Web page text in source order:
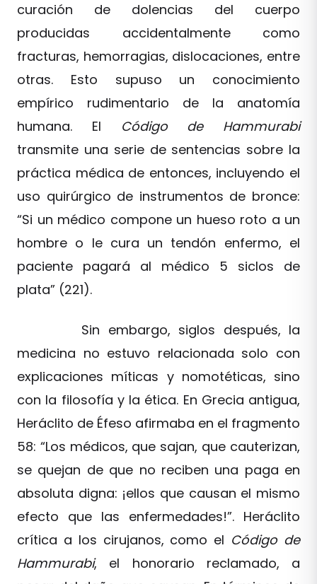
curación de dolencias del cuerpo
producidas accidentalmente como
fracturas, hemorragias, dislocaciones, entre
otras. Esto supuso un conocimiento
empírico rudimentario de la anatomía
humana. El Código de Hammurabi
transmite una serie de sentencias sobre la
práctica médica de entonces, incluyendo el
uso quirúrgico de instrumentos de bronce:
“Si un médico compone un hueso roto a un
hombre o le cura un tendón enfermo, el
paciente pagará al médico 5 siclos de
plata” (221).
Sin embargo, siglos después, la
medicina no estuvo relacionada solo con
explicaciones míticas y nomotéticas, sino
con la filosofía y la ética. En Grecia antigua,
Heráclito de Éfeso afirmaba en el fragmento
58: “Los médicos, que sajan, que cauterizan,
se quejan de que no reciben una paga en
absoluta digna: ¡ellos que causan el mismo
efecto que las enfermedades!”. Heráclito
crítica a los cirujanos, como el Código de
Hammurabi, el honorario reclamado, a